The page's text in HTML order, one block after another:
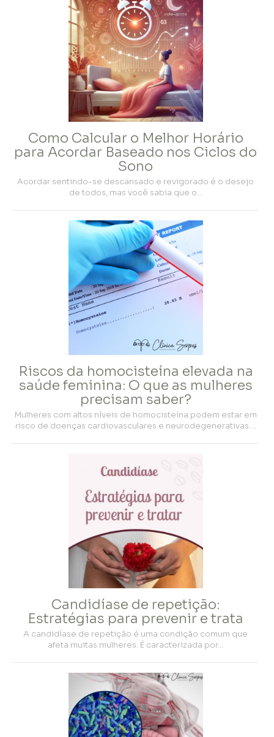
Como Calcular o Melhor Horário
para Acordar Baseado nos Ciclos do
Sono
Acordar sentindo-se descansado e revigorado é o desejo
de todos, mas você sabia que o…
Riscos da homocisteína elevada na
saúde feminina: O que as mulheres
precisam saber?
Mulheres com altos níveis de homocisteína podem estar em
risco de doenças cardiovasculares e neurodegenerativas.…
Candidíase de repetição:
Estratégias para prevenir e trata
A candidíase de repetição é uma condição comum que
afeta muitas mulheres. É caracterizada por…